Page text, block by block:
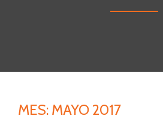
MES: MAYO 2017